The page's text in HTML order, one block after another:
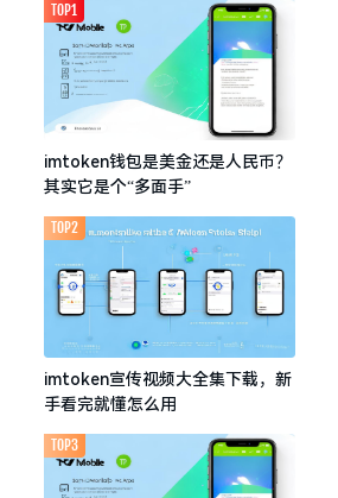
imtoken钱包是美金还是人民币？
其实它是个“多面手”
TOP1
imtoken宣传视频大全集下载，新
手看完就懂怎么用
TOP2
TOP3